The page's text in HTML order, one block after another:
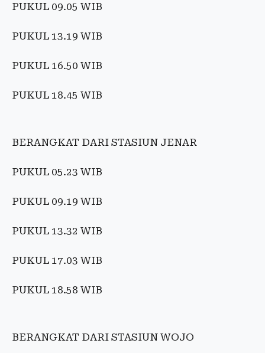
PUKUL 09.05 WIB
PUKUL 13.19 WIB
PUKUL 16.50 WIB
PUKUL 18.45 WIB
BERANGKAT DARI STASIUN JENAR
PUKUL 05.23 WIB
PUKUL 09.19 WIB
PUKUL 13.32 WIB
PUKUL 17.03 WIB
PUKUL 18.58 WIB
BERANGKAT DARI STASIUN WOJO